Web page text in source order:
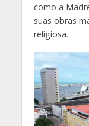
como a
suas obras
religiosa.